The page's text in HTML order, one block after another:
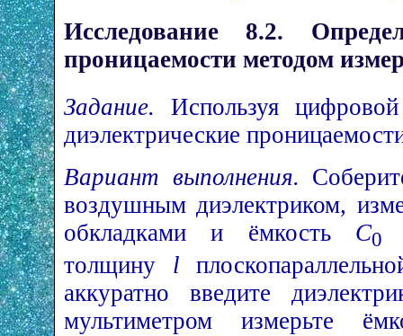
Исследование 8.2.
проницаемости методом
Задание. Используя
диэлектрические
Вариант выполнения.
воздушным диэлектриком,
обкладками и ёмкость С0
толщину l
аккуратно введите
мультиметром измерьте